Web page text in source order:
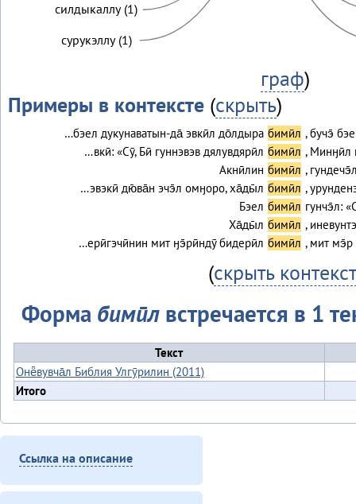
силдыкаллу (1)
сурукэллу (1)
граф)
Примеры в контексте(скрыть)
…бэел дукунаватын-да̄ эвкӣл до̄лдыра бимӣл , бучэ̄
…вкӣ: «Сӯ, Бӣ гуннэвэв дялувдярӣл бимӣл , Минӈӣл
Акнӣлин бимӣл ,
…эвэкӣ дю̄ва̄н эчэ̄л омӈоро, ха̄ды̄л бимӣл ,
Бэел бимӣл гунчэ̄л:
Ха̄ды̄л бимӣл ,
…ерӣгэчӣнин мит ӈэ̄рӣндӯ бидерӣл бимӣл , мит мэ̄р
(скрыть контекст
Форма бимӣл встречается в 1
Текст
Онё̄вувча̄л Библия Улгӯрилин (2011)
Итого
Ссылка на описание